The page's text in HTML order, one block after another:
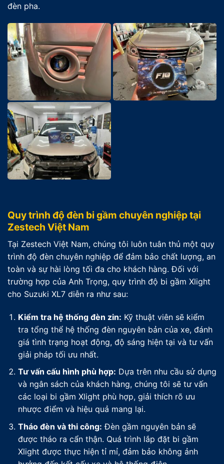
đèn pha.
Quy trình độ đèn bi gầm chuyên nghiệp tại
Zestech Việt Nam
Tại Zestech Việt Nam, chúng tôi luôn tuân thủ một quy
trình độ đèn chuyên nghiệp để đảm bảo chất lượng, an
toàn và sự hài lòng tối đa cho khách hàng. Đối với
trường hợp của Anh Trọng, quy trình độ bi gầm Xlight
cho Suzuki XL7 diễn ra như sau:
Kiểm tra hệ thống đèn zin: Kỹ thuật viên sẽ kiểm
tra tổng thể hệ thống đèn nguyên bản của xe, đánh
giá tình trạng hoạt động, độ sáng hiện tại và tư vấn
giải pháp tối ưu nhất.
Tư vấn cấu hình phù hợp: Dựa trên nhu cầu sử dụng
và ngân sách của khách hàng, chúng tôi sẽ tư vấn
các loại bi gầm Xlight phù hợp, giải thích rõ ưu
nhược điểm và hiệu quả mang lại.
Tháo đèn và thi công: Đèn gầm nguyên bản sẽ
được tháo ra cẩn thận. Quá trình lắp đặt bi gầm
Xlight được thực hiện tỉ mỉ, đảm bảo không ảnh